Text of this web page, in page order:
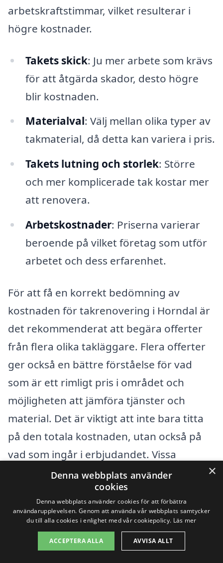
arbetskraftstimmar, vilket resulterar i
högre kostnader.
Takets skick: Ju mer arbete som krävs
för att åtgärda skador, desto högre
blir kostnaden.
Materialval: Välj mellan olika typer av
takmaterial, då detta kan variera i pris.
Takets lutning och storlek: Större
och mer komplicerade tak kostar mer
att renovera.
Arbetskostnader: Priserna varierar
beroende på vilket företag som utför
arbetet och dess erfarenhet.
För att få en korrekt bedömning av
kostnaden för takrenovering i Horndal är
det rekommenderat att begära offerter
från flera olika takläggare. Flera offerter
ger också en bättre förståelse för vad
som är ett rimligt pris i området och
möjligheten att jämföra tjänster och
material. Det är viktigt att inte bara titta
på den totala kostnaden, utan också på
vad som ingår i erbjudandet. Vissa
företag kan erbjuda garantier eller
inkluderade tjänster, vilket kan vara
avgörande för din slutgiltiga beslut.
Därför är det värt att ta sig tid att göra en
grundlig jämförelse innan man
×
Denna webbplats använder
cookies
Denna webbplats använder cookies för att förbättra
användarupplevelsen. Genom att använda vår webbplats samtycker
du till alla cookies i enlighet med vår cookiepolicy. Läs mer
ACCEPTERA ALLA AVVISA ALLT